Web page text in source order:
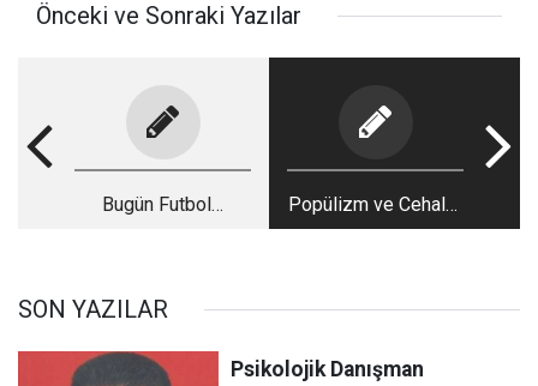
Önceki ve Sonraki Yazılar
Bugün Futbol…
Popülizm ve Cehalet
Terörü
SON YAZILAR
Psikolojik Danışman